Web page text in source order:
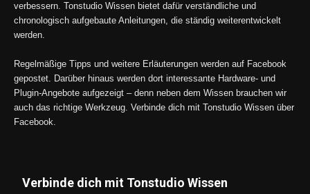
verbessern. Tonstudio Wissen bietet dafür verständliche und
chronologisch aufgebaute Anleitungen, die ständig weiterentwickelt
werden.
Regelmäßige Tipps und weitere Erläuterungen werden auf Facebook
gepostet. Darüber hinaus werden dort interessante Hardware- und
Plugin-Angebote aufgezeigt – denn neben dem Wissen brauchen wir
auch das richtige Werkzeug. Verbinde dich mit Tonstudio Wissen über
Facebook.
Verbinde dich mit Tonstudio Wissen